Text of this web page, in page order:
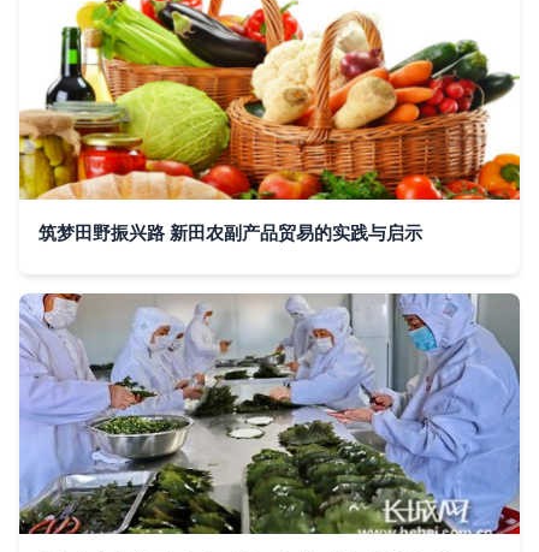
筑梦田野振兴路 新田农副产品贸易的实践与启示